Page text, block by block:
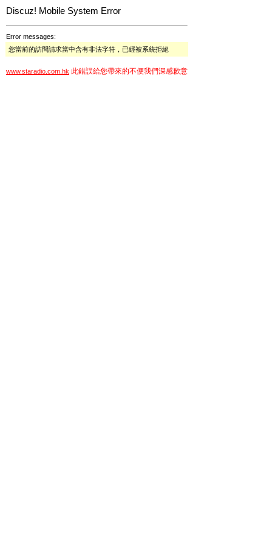
Discuz! Mobile System Error
Error messages:
您當前的訪問請求當中含有非法字符，已經被系統拒絕
www.staradio.com.hk 此錯誤給您帶來的不便我們深感歉意